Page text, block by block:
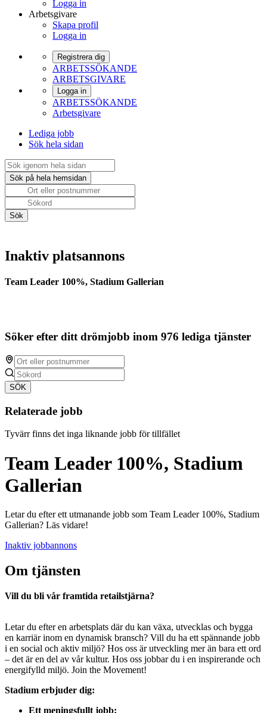
Logga in
Arbetsgivare
Skapa profil
Logga in
Registrera dig
ARBETSSÖKANDE
ARBETSGIVARE
Logga in
ARBETSSÖKANDE
Arbetsgivare
Lediga jobb
Sök hela sidan
Inaktiv platsannons
Team Leader 100%, Stadium Gallerian
Söker efter ditt drömjobb inom 976 lediga tjänster
SÖK
Relaterade jobb
Tyvärr finns det inga liknande jobb för tillfället
Team Leader 100%, Stadium
Gallerian
Letar du efter ett utmanande jobb som Team Leader 100%, Stadium
Gallerian? Läs vidare!
Inaktiv jobbannons
Om tjänsten
Vill du bli vår framtida retailstjärna?
Letar du efter en arbetsplats där du kan växa, utvecklas och bygga
en karriär inom en dynamisk bransch? Vill du ha ett spännande jobb
i en social och aktiv miljö? Hos oss är utveckling mer än bara ett ord
– det är en del av vår kultur. Hos oss jobbar du i en inspirerande och
energifylld miljö. Join the Movement!
Stadium erbjuder dig:
Ett meningsfullt jobb: